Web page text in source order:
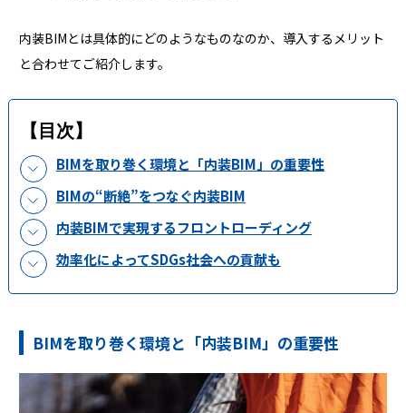
内装BIMとは具体的にどのようなものなのか、導入するメリット
と合わせてご紹介します。
【目次】
BIMを取り巻く環境と「内装BIM」の重要性
BIMの“断絶”をつなぐ内装BIM
内装BIMで実現するフロントローディング
効率化によってSDGs社会への貢献も
BIMを取り巻く環境と「内装BIM」の重要性